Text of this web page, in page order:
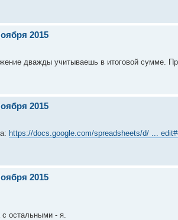
2015
дважды учитываешь в итоговой сумме.
2015
https://docs.google.com/spreadsheets/d/ ...
2015
остальными - я.